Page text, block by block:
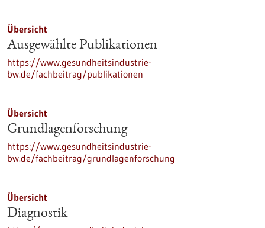
Übersicht
Ausgewählte Publikationen
https://www.gesundheitsindustrie-
bw.de/fachbeitrag/publikationen
Übersicht
Grundlagenforschung
https://www.gesundheitsindustrie-
bw.de/fachbeitrag/grundlagenforschung
Übersicht
Diagnostik